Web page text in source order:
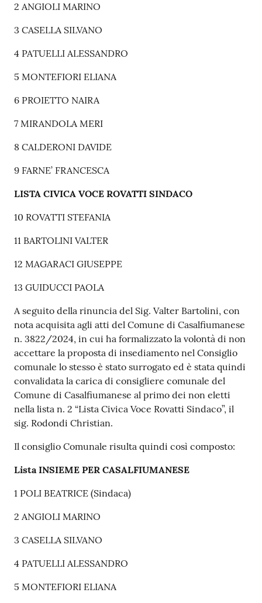
2 ANGIOLI MARINO
3 CASELLA SILVANO
4 PATUELLI ALESSANDRO
5 MONTEFIORI ELIANA
6 PROIETTO NAIRA
7 MIRANDOLA MERI
8 CALDERONI DAVIDE
9 FARNE’ FRANCESCA
LISTA CIVICA VOCE ROVATTI SINDACO
10 ROVATTI STEFANIA
11 BARTOLINI VALTER
12 MAGARACI GIUSEPPE
13 GUIDUCCI PAOLA
A seguito della rinuncia del Sig. Valter Bartolini, con
nota acquisita agli atti del Comune di Casalfiumanese
n. 3822/2024, in cui ha formalizzato la volontà di non
accettare la proposta di insediamento nel Consiglio
comunale lo stesso è stato surrogato ed è stata quindi
convalidata la carica di consigliere comunale del
Comune di Casalfiumanese al primo dei non eletti
nella lista n. 2 “Lista Civica Voce Rovatti Sindaco”, il
sig. Rodondi Christian.
Il consiglio Comunale risulta quindi così composto:
Lista INSIEME PER CASALFIUMANESE
1 POLI BEATRICE (Sindaca)
2 ANGIOLI MARINO
3 CASELLA SILVANO
4 PATUELLI ALESSANDRO
5 MONTEFIORI ELIANA